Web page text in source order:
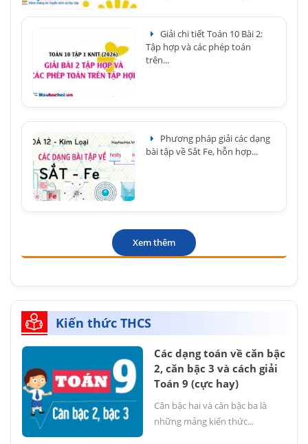
Giải chi tiết Toán 10 Bài 2:
Tập hợp và các phép toán
trên...
Phương pháp giải các dạng
bài tập về Sắt Fe, hỗn hợp...
Xem thêm
Kiến thức THCS
Các dạng toán về căn bậc
2, căn bậc 3 và cách giải
Toán 9 (cực hay)
Căn bậc hai và căn bậc ba là
những mảng kiến thức...